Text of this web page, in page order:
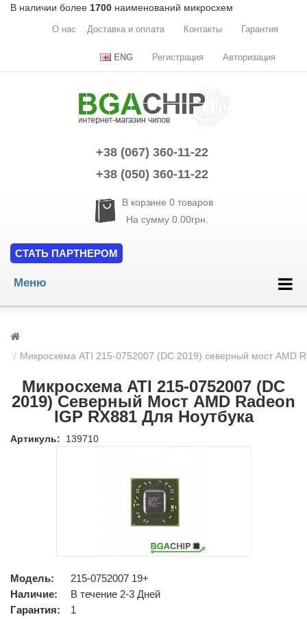
В наличии более 1700 наименований микросхем
О нас Доставка и оплата Контакты Гарантия
ENG Регистрация Авторизация
+38 (067) 360-11-22
+38 (050) 360-11-22
В корзине 0товаров
На сумму 0.00грн.
СТАТЬ ПАРТНЕРОМ
Меню
Микросхема ATI 215-0752007 (DC 2019) северный мост AMD
Микросхема ATI 215-0752007 (DC
2019) Северный Мост AMD Radeon
IGP RX881 Для Ноутбука
Артикуль: 139710
Модель:
215-0752007 19+
Наличие:
В течение 2-3 Дней
Гарантия:
1